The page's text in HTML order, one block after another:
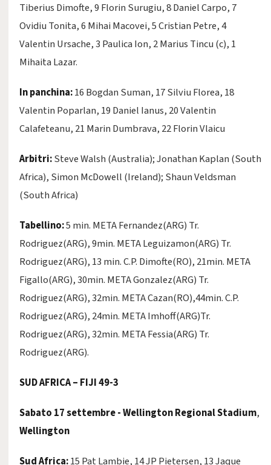
Tiberius Dimofte, 9 Florin Surugiu, 8 Daniel Carpo, 7
Ovidiu Tonita, 6 Mihai Macovei, 5 Cristian Petre, 4
Valentin Ursache, 3 Paulica Ion, 2 Marius Tincu (c), 1
Mihaita Lazar.
In panchina:16 Bogdan Suman, 17 Silviu Florea, 18
Valentin Poparlan, 19 Daniel Ianus, 20 Valentin
Calafeteanu, 21 Marin Dumbrava, 22 Florin Vlaicu
Arbitri:Steve Walsh (Australia); Jonathan Kaplan (South
Africa), Simon McDowell (Ireland); Shaun Veldsman
(South Africa)
Tabellino:5 min. META Fernandez(ARG) Tr.
Rodriguez(ARG), 9min. META Leguizamon(ARG) Tr.
Rodriguez(ARG), 13 min. C.P. Dimofte(RO), 21min. META
Figallo(ARG), 30min. META Gonzalez(ARG) Tr.
Rodriguez(ARG), 32min. META Cazan(RO),44min. C.P.
Rodriguez(ARG), 24min. META Imhoff(ARG)Tr.
Rodriguez(ARG), 32min. META Fessia(ARG) Tr.
Rodriguez(ARG).
SUD AFRICA – FIJI 49-3
Sabato 17 settembre - Wellington Regional Stadium,
Wellington
Sud Africa:15 Pat Lambie, 14 JP Pietersen, 13 Jaque